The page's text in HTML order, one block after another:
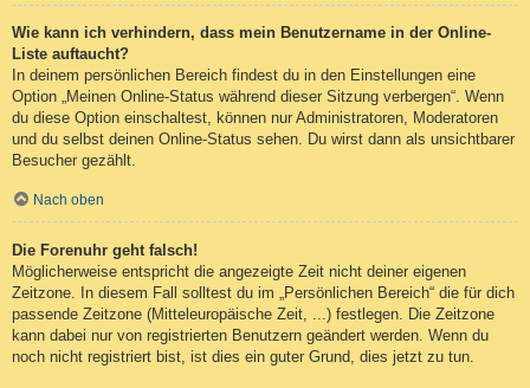
Wie kann ich verhindern, dass mein Benutzername in der Online-
Liste auftaucht?
In deinem persönlichen Bereich findest du in den Einstellungen eine
Option „Meinen Online-Status während dieser Sitzung verbergen“. Wenn
du diese Option einschaltest, können nur Administratoren, Moderatoren
und du selbst deinen Online-Status sehen. Du wirst dann als unsichtbarer
Besucher gezählt.
Nach oben
Die Forenuhr geht falsch!
Möglicherweise entspricht die angezeigte Zeit nicht deiner eigenen
Zeitzone. In diesem Fall solltest du im „Persönlichen Bereich“ die für dich
passende Zeitzone (Mitteleuropäische Zeit, ...) festlegen. Die Zeitzone
kann dabei nur von registrierten Benutzern geändert werden. Wenn du
noch nicht registriert bist, ist dies ein guter Grund, dies jetzt zu tun.